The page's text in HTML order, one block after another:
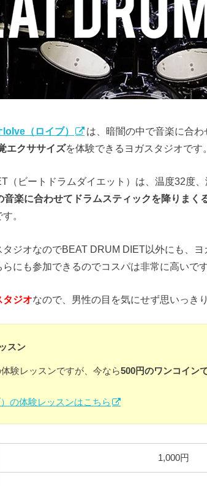
（ロイブ）
は、暗闇の中で音楽に合
エクササイズを体験できるヨガスタジオです。
（ビートドラムダイエット）は、温度32度
音楽に合わせてドラムスティックを降りまく
。
タジオなのでBEAT DRUM DIET以外にも、
にも参加できるのでコスパは非常に高いです
タジオなので、男性の目を気にせず思いっき
スン
験レッスンですが、今なら500円のワンコイン
の体験レッスンはこちら
1,000円